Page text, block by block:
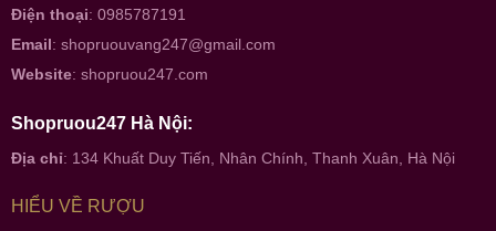
Điện thoại: 0985787191
Email: shopruouvang247@gmail.com
Website: shopruou247.com
Shopruou247 Hà Nội:
Địa chỉ: 134 Khuất Duy Tiến, Nhân Chính, Thanh Xuân, Hà Nội
HIỂU VỀ RƯỢU